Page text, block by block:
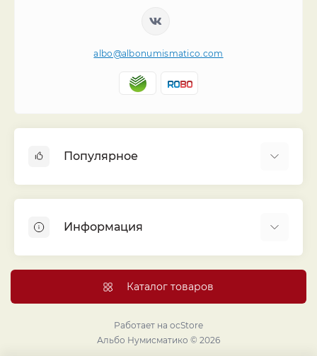
albo@albonumismatico.com
Популярное
Монеты
Банкноты
Листы для монет
Капсулы и холдеры
Проекты издательства
Информация
Договор публичной оферты
Политика конфиденциальности
Правовой раздел
Каталог товаров
Работает на ocStore
Альбо Нумисматико © 2026